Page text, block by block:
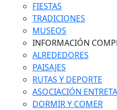
FIESTAS
TRADICIONES
MUSEOS
INFORMACIÓN
ALREDEDORES
PAISAJES
RUTAS Y DEPORTE
ASOCIACIÓN
DORMIR Y COMER